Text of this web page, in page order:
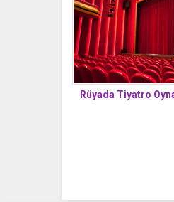
Rüyada Tiyatro